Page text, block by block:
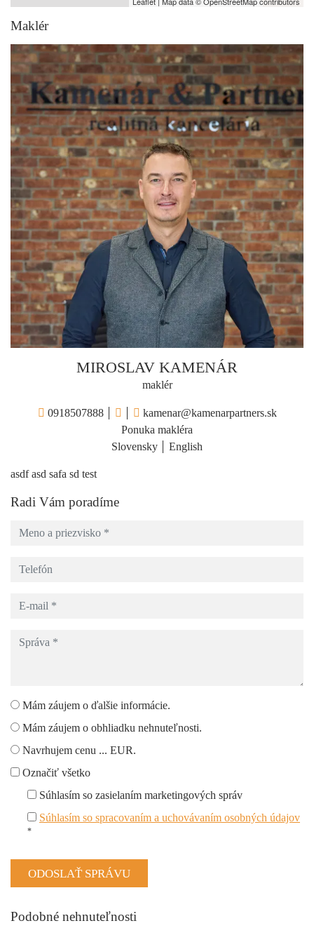
Maklér
MIROSLAV KAMENÁR
maklér
0918507888
kamenar@kamenarpartners.sk
Ponuka makléra
Slovensky
English
asdf asd safa sd test
Radi Vám poradíme
Mám záujem o ďalšie informácie.
Mám záujem o obhliadku nehnuteľnosti.
Navrhujem cenu ... EUR.
Označiť všetko
Súhlasím so zasielaním marketingových správ
Súhlasím so spracovaním a uchovávaním osobných údajov
*
Podobné nehnuteľnosti